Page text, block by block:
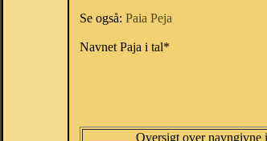
Se også: Paia Peja
Navnet Paja i tal*
Oversigt over navngivne